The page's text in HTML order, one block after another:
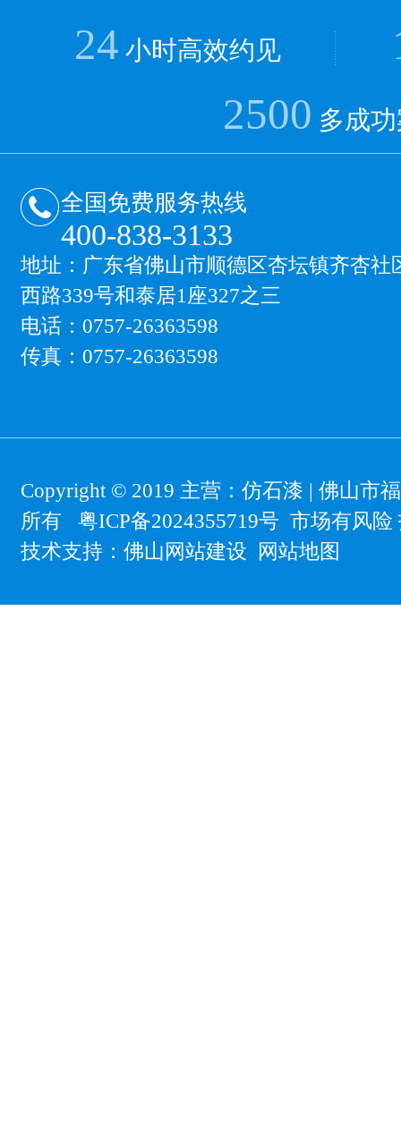
24 小时高效约见
2500 多成
全国免费服务热线
400-838-3133
地址：广东省佛山市顺德区杏坛镇齐杏社
西路339号和泰居1座327之三
电话：0757-26363598
传真：0757-26363598
Copyright © 2019 主营： 仿石漆 | 佛山市
所有 粤ICP备2024355719号 市场有风险
技术支持： 佛山网站建设 网站地图